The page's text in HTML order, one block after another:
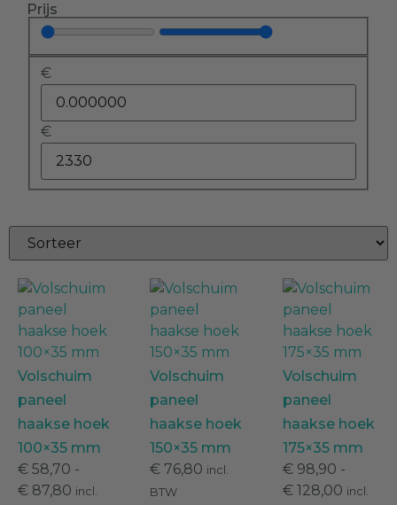
Boeiboord (0)
(0)
Dakrandafwerking
Deeplas dakrandpanelen )
Milexx dakrandpanelen
Milexx dakrandpanelen haakse
hoek
Prijs
€
€
Volschuim
paneel
haakse hoek
100×35 mm
€ 58,70 -
€ 87,80 incl.
Volschuim
paneel
haakse hoek
150×35 mm
€ 76,80 incl.
BTW
Volschuim
paneel
haakse hoek
175×35 mm
€98,90 -
€128,00 incl.